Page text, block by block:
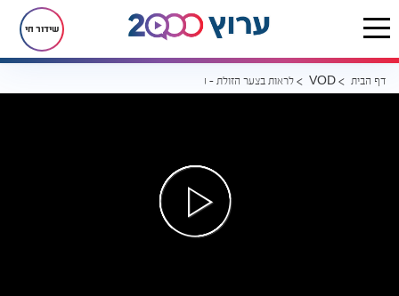
שידור חי
דף הבית VOD לראות בצער הזולת - פרשת שמות | הרב דוד הכהן